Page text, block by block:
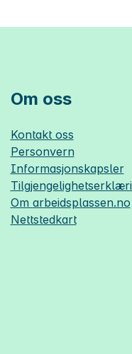
Om oss
Kontakt oss
Personvern
Informasjonskapsler
Om arbeidsplassen.no
Nettstedkart